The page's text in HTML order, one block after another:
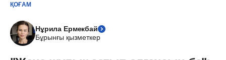
ҚОҒАМ
Нұрила Ермекбай
Бұрынғы қызметкер